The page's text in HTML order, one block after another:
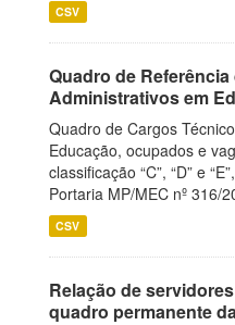
CSV
Quadro de
Administrativos em
Quadro de Cargos
Educação, ocupados e
classificação “C”, “D” e
Portaria MP/MEC nº 316/
CSV
Relação de
quadro permanente